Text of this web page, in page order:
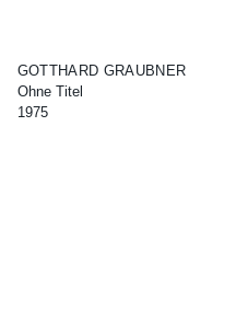
GOTTHARD GRAUBNER
Ohne Titel
1975